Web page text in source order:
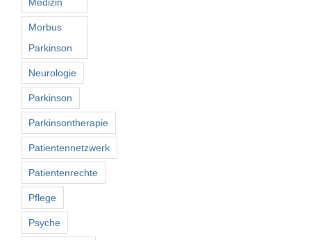
Morbus
Parkinson
Neurologie
Parkinson
Parkinsontherapie
Patientennetzwerk
Patientenrechte
Pflege
Psyche